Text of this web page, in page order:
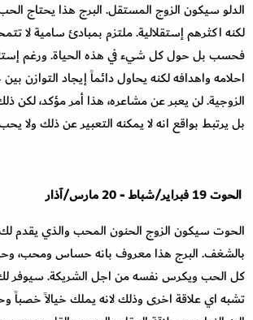
الدلو سيكون الزوج المستقل. البرج هذا يحتاج
لكنه اكثرهم إستقلالية. ملتزم بمبادئ سامية لا
فحسب بل حول كل شيء في هذه الحياة. ورغم
احلامه واهدافه لكنه يحاول دائماً إيجاد التوازن
الزوجية. لن يعبر عن مشاعره، هذا أمر مؤكد، لكن
بل يرتبط بواقع انه لا يمكنه التعبير عن ذلك ولا
الحوت19فبراير/شباط-
20مارس/آذار
الحوت سيكون الزوج الحنون المحب والذي يقدم
بالشغف. البرج هذا معروف بانه حساس ومحب،
كل الحب ويكرس نفسه من اجل الشريكة. سيوفر لك
تشبه اي علاقة اخرى وذلك لانه يملك خيالاً خصباً